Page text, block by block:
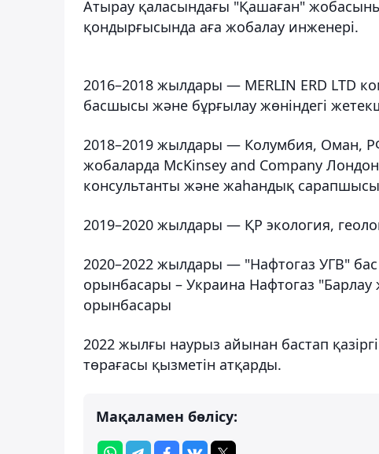
Атырау қаласындағы "Қашаған"
қондырғысында аға жобалау инженері.
2016–2018 жылдары — MERLIN ERD LTD
басшысы және бұрғылау жөніндегі
2018–2019 жылдары — Колумбия, Оман,
жобаларда McKinsey and Company
консультанты және жаһандық
2019–2020 жылдары — ҚР экология,
2020–2022 жылдары — "Нафтогаз УГВ"
орынбасары – Украина Нафтогаз
орынбасары
2022 жылғы наурыз айынан бастап
төрағасы қызметін атқарды.
Мақаламен бөлісу: